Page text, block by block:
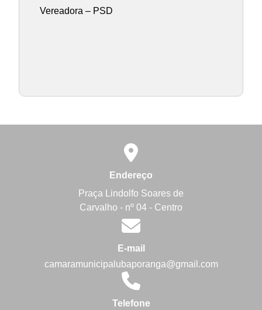
Vereadora – PSD
Endereço
Praça Lindolfo Soares de
Carvalho - nº 04 - Centro
E-mail
camaramunicipalubaporanga@gmail.com
Telefone